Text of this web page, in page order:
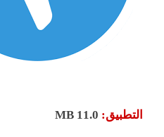
التطبيق: .0 MB